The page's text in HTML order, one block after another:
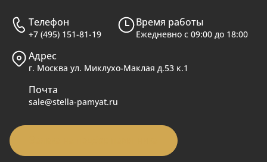
Телефон
+7 (495) 151-81-19
Время работы
Ежедневно с 09:00 до 18:00
Адрес
г. Москва ул. Миклухо-Маклая д.53 к.1
Почта
sale@stella-pamyat.ru